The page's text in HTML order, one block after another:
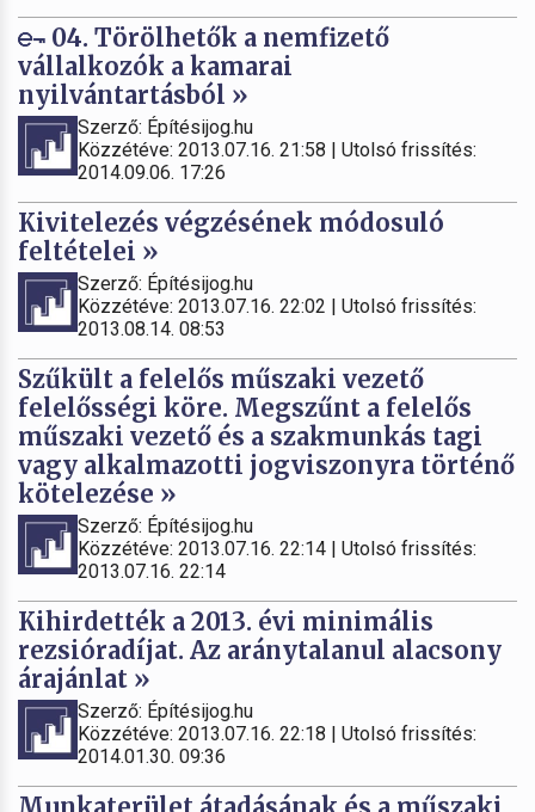
04. Törölhetők a nemfizető
vállalkozók a kamarai
nyilvántartásból »
Szerző: Építésijog.hu
Közzétéve: 2013.07.16. 21:58 | Utolsó frissítés:
2014.09.06. 17:26
Kivitelezés végzésének módosuló
feltételei »
Szerző: Építésijog.hu
Közzétéve: 2013.07.16. 22:02 | Utolsó frissítés:
2013.08.14. 08:53
Szűkült a felelős műszaki vezető
felelősségi köre. Megszűnt a felelős
műszaki vezető és a szakmunkás tagi
vagy alkalmazotti jogviszonyra történő
kötelezése »
Szerző: Építésijog.hu
Közzétéve: 2013.07.16. 22:14 | Utolsó frissítés:
2013.07.16. 22:14
Kihirdették a 2013. évi minimális
rezsióradíjat. Az aránytalanul alacsony
árajánlat »
Szerző: Építésijog.hu
Közzétéve: 2013.07.16. 22:18 | Utolsó frissítés:
2014.01.30. 09:36